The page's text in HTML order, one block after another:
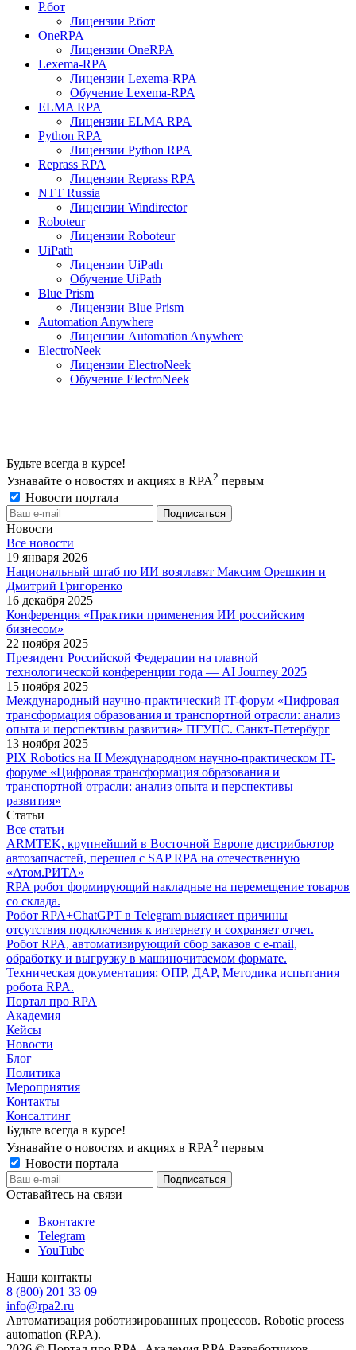
Р.бот
Лицензии Р.бот
OneRPA
Лицензии OneRPA
Lexema-RPA
Лицензии Lexema-RPA
Обучение Lexema-RPA
ELMA RPA
Лицензии ELMA RPA
Python RPA
Лицензии Python RPA
Reprass RPA
Лицензии Reprass RPA
NTT Russia
Лицензии Windirector
Roboteur
Лицензии Roboteur
UiPath
Лицензии UiPath
Обучение UiPath
Blue Prism
Лицензии Blue Prism
Automation Anywhere
Лицензии Automation Anywhere
ElectroNeek
Лицензии ElectroNeek
Обучение ElectroNeek
Будьте всегда в курсе!
Узнавайте о новостях и акциях в RPA2 первым
Новости портала
Новости
Все новости
19 января 2026
Национальный штаб по ИИ возглавят Максим Орешкин и
Дмитрий Григоренко
16 декабря 2025
Конференция «Практики применения ИИ российским
бизнесом»
22 ноября 2025
Президент Российской Федерации на главной
технологической конференции года — AI Journey 2025
15 ноября 2025
Международный научно-практический IT-форум «Цифровая
трансформация образования и транспортной отрасли: анализ
опыта и перспективы развития» ПГУПС. Санкт-Петербург
13 ноября 2025
PIX Robotics на II Международном научно-практическом IT-
форуме «Цифровая трансформация образования и
транспортной отрасли: анализ опыта и перспективы
развития»
Статьи
Все статьи
ARMTEK, крупнейший в Восточной Европе дистрибьютор
автозапчастей, перешел с SAP RPA на отечественную
«Атом.РИТА»
RPA робот формирующий накладные на перемещение товаров
со склада.
Робот RPA+ChatGPT в Telegram выясняет причины
отсутствия подключения к интернету и сохраняет отчет.
Робот RPA, автоматизирующий сбор заказов с e-mail,
обработку и выгрузку в машиночитаемом формате.
Техническая документация: ОПР, ДАР, Методика испытания
робота RPA.
Портал про RPA
Академия
Кейсы
Новости
Блог
Политика
Мероприятия
Контакты
Консалтинг
Будьте всегда в курсе!
Узнавайте о новостях и акциях в RPA2 первым
Новости портала
Оставайтесь на связи
Вконтакте
Telegram
YouTube
Наши контакты
8 (800) 201 33 09
info@rpa2.ru
Автоматизация роботизированных процессов. Robotic process
automation (RPA).